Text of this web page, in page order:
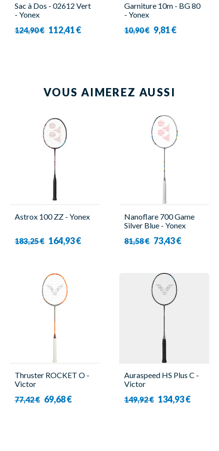
Sac à Dos - 02612 Vert
- Yonex
124,90 € 112,41 €
Garniture 10m - BG 80
- Yonex
10,90 € 9,81 €
VOUS AIMEREZ AUSSI
Astrox 100 ZZ - Yonex
183,25 € 164,93 €
Nanoflare 700 Game
Silver Blue - Yonex
81,58 € 73,43 €
Thruster ROCKET O -
Victor
77,42 € 69,68 €
Auraspeed HS Plus C -
Victor
149,92 € 134,93 €